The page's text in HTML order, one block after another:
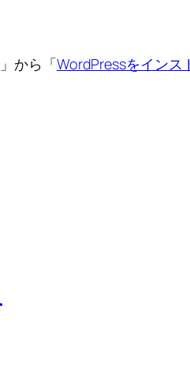
」から「WordPressをインス